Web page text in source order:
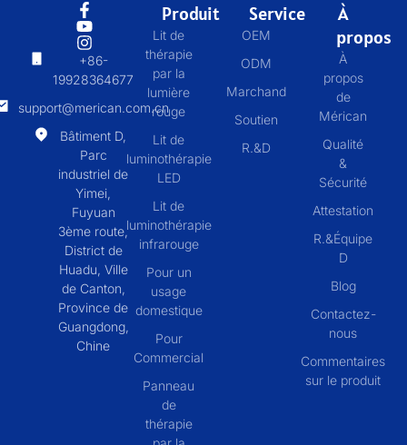
+86-
19928364677
support@merican.com.cn
Bâtiment D,
Parc
industriel de
Yimei,
Fuyuan
3ème route,
District de
Huadu, Ville
de Canton,
Province de
Guangdong,
Chine
Produit
Lit de
thérapie
par la
lumière
rouge
Lit de
luminothérapie
LED
Lit de
luminothérapie
infrarouge
Pour un
usage
domestique
Pour
Commercial
Panneau
de
thérapie
Service
OEM
ODM
Marchand
Soutien
R.&D
À
propos
À
propos
de
Mérican
Qualité
&
Sécurité
Attestation
R.&Équipe
D
Blog
Contactez-
nous
Commentaires
sur le produit